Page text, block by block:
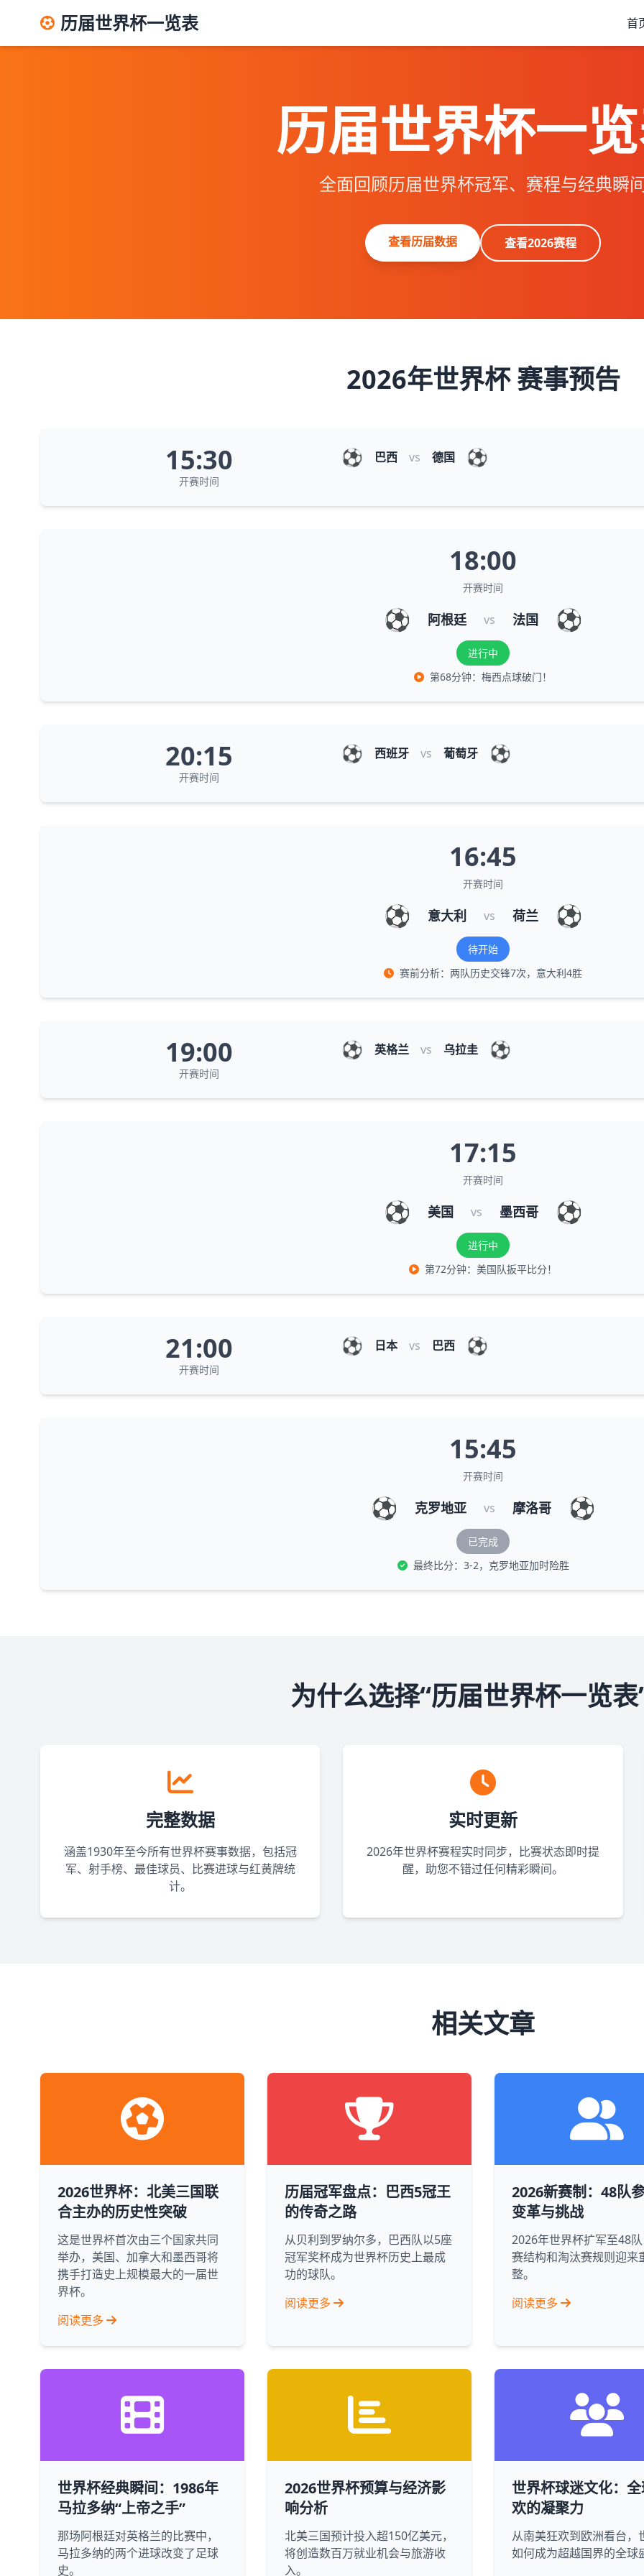
历届世界杯一览表 首
历届世界杯一
全面回顾历届世界杯冠军、赛程与经典瞬
查看历届数据 查看2026赛程
2026年世界杯 赛事预告
15:30
开赛时间
⚽ 巴西 vs 德国 ⚽
18:00
开赛时间
⚽ 阿根廷 vs 法国 ⚽
进行中
第68分钟：梅西点球破门！
20:15
开赛时间
⚽ 西班牙 vs 葡萄牙 ⚽
16:45
开赛时间
⚽ 意大利 vs 荷兰 ⚽
待开始
赛前分析：两队历史交锋7次，意大利4胜
19:00
开赛时间
⚽ 英格兰 vs 乌拉圭 ⚽
17:15
开赛时间
⚽ 美国 vs 墨西哥 ⚽
进行中
第72分钟：美国队扳平比分！
21:00
开赛时间
⚽ 日本 vs 巴西 ⚽
15:45
开赛时间
⚽ 克罗地亚 vs 摩洛哥 ⚽
已完成
最终比分：3-2，克罗地亚加时险胜
为什么选择“历届世界杯一览表
完整数据
涵盖1930年至今所有世界杯赛事数据，包括冠
军、射手榜、最佳球员、比赛进球与红黄牌统
计。
实时更新
2026年世界杯赛程实时同步，比赛状态即时提
醒，助您不错过任何精彩瞬间。
相关文章
2026世界杯：北美三国联
合主办的历史性突破
这是世界杯首次由三个国家共同
举办，美国、加拿大和墨西哥将
携手打造史上规模最大的一届世
界杯。
阅读更多
历届冠军盘点：巴西5冠王
的传奇之路
从贝利到罗纳尔多，巴西队以5座
冠军奖杯成为世界杯历史上最成
功的球队。
阅读更多
2026新赛制：48队
变革与挑战
2026年世界杯扩军至48
赛结构和淘汰赛规则迎来
整。
阅读更多
世界杯经典瞬间：1986年
马拉多纳“上帝之手”
那场阿根廷对英格兰的比赛中，
马拉多纳的两个进球改变了足球
史。
2026世界杯预算与经济影
响分析
北美三国预计投入超150亿美元，
将创造数百万就业机会与旅游收
入。
世界杯球迷文化：
欢的凝聚力
从南美狂欢到欧洲看台，
如何成为超越国界的全球